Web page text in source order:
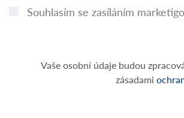
Souhlasím se zasíláním
Vaše osobní údaje budou
zásadami